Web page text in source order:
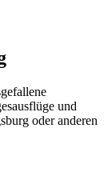
und
oder anderen